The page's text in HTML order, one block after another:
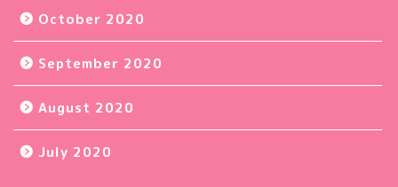
October 2020
September 2020
August 2020
July 2020